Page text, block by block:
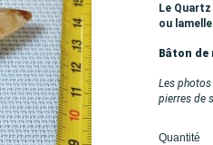
Le
ou
Bâton de
Les
pierres de
Quantité